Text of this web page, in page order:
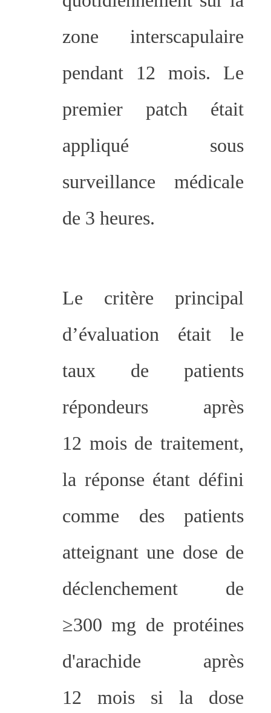
zone interscapulaire
pendant 12 mois. Le
premier patch était
appliqué sous
surveillance médicale
de 3 heures.
Le critère principal
d’évaluation était le
taux de patients
répondeurs après
12 mois de traitement,
la réponse étant défini
comme des patients
atteignant une dose de
déclenchement de
≥300 mg de protéines
d'arachide après
12 mois si la dose